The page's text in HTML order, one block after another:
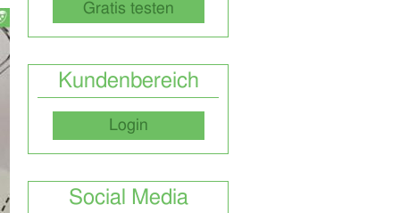
Gratis testen
Kundenbereich
Login
Social Media